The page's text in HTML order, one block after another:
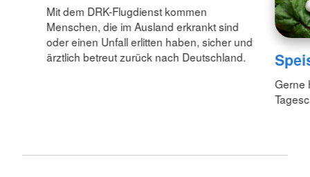
Mit dem DRK-Flugdienst kommen
Menschen, die im Ausland erkrankt sind
oder einen Unfall erlitten haben, sicher und
ärztlich betreut zurück nach Deutschland.
Gerne